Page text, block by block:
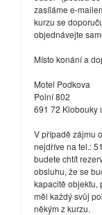
zasíláme e-
kurzu se
objednávejte
Místo konání a
Motel Podkova
Polní 802
691 72 Klobouky
V případě zájmu
nejdříve na tel.:
budete chtít
obsluhu, že se
kapacitě objektu,
měl každý svůj
někým z kurzu.